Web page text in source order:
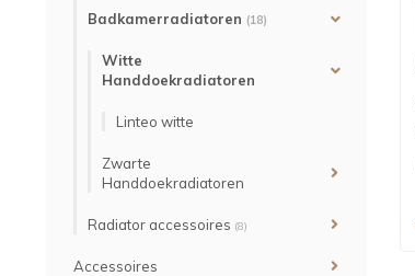
Badkamerradiatoren (18)
Witte
Handdoekradiatoren
Linteo witte
Zwarte
Handdoekradiatoren
Radiator accessoires (8)
Accessoires